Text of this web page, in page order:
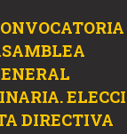
DIRECTIVA